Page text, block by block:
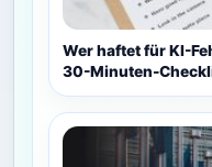
Wer haftet für KI-
30-Minuten-